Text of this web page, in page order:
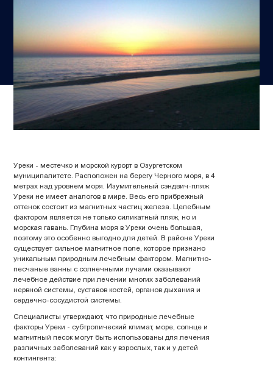
Уреки - местечко и морской курорт в Озургетском
муниципалитете. Расположен на берегу Черного моря, в 4
метрах над уровнем моря. Изумительный сэндвич-пляж
Уреки не имеет аналогов в мире. Весь его прибрежный
оттенок состоит из магнитных частиц железа. Целебным
фактором является не только силикатный пляж, но и
морская гавань. Глубина моря в Уреки очень большая,
поэтому это особенно выгодно для детей. В районе Уреки
существует сильное магнитное поле, которое признано
уникальным природным лечебным фактором. Магнитно-
песчаные ванны с солнечными лучами оказывают
лечебное действие при лечении многих заболеваний
нервной системы, суставов костей, органов дыхания и
сердечно-сосудистой системы.
Специалисты утверждают, что природные лечебные
факторы Уреки - субтропический климат, море, солнце и
магнитный песок могут быть использованы для лечения
различных заболеваний как у взрослых, так и у детей
контингента: